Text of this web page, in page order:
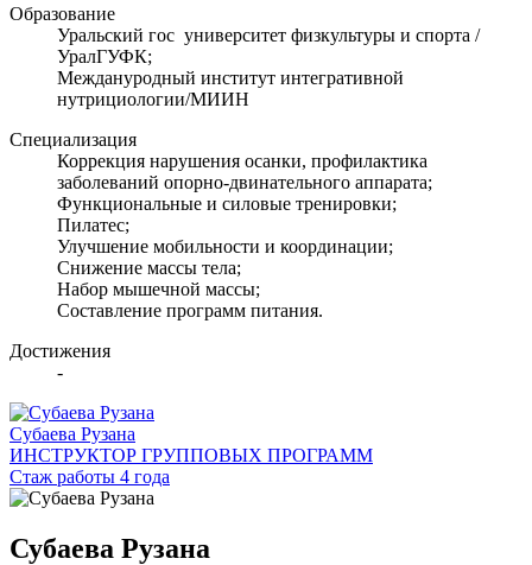
Образование
Уральский гос университет физкультуры и спорта /
УралГУФК;
Междануродный институт интегративной
нутрициологии/МИИН
Специализация
Коррекция нарушения осанки, профилактика
заболеваний опорно-двинательного аппарата;
Функциональные и силовые тренировки;
Пилатес;
Улучшение мобильности и координации;
Снижение массы тела;
Набор мышечной массы;
Составление программ питания.
Достижения
-
Субаева Рузана
ИНСТРУКТОР ГРУППОВЫХ ПРОГРАММ
Стаж работы 4 года
Субаева Рузана